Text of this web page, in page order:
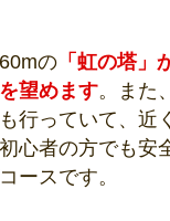
の 「虹の塔」
望めます。また
行っていて、近
心者の方でも安
ースです。